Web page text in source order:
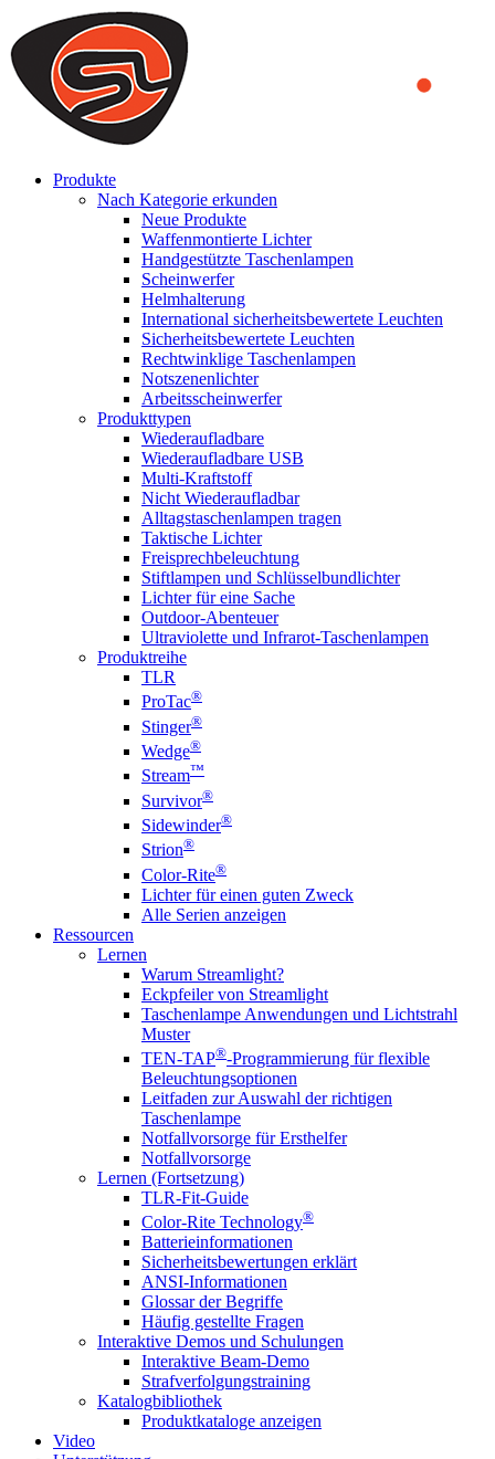
We use cookies to ensure that we provide you the best experience
on our website. By continuing to browse this website, you accept
that cookies are used to help us analyze how the website is used and
to offer you a better experience. To learn more or to find out how
you can disable cookies, you can access our
Produkte
Nach Kategorie erkunden
Neue Produkte
Waffenmontierte Lichter
Handgestützte Taschenlampen
Scheinwerfer
Helmhalterung
International sicherheitsbewertete Leuchten
Sicherheitsbewertete Leuchten
Rechtwinklige Taschenlampen
Notszenenlichter
Arbeitsscheinwerfer
Produkttypen
Wiederaufladbare
Wiederaufladbare USB
Multi-Kraftstoff
Nicht Wiederaufladbar
Alltagstaschenlampen tragen
Taktische Lichter
Freisprechbeleuchtung
Stiftlampen und Schlüsselbundlichter
Lichter für eine Sache
Outdoor-Abenteuer
Ultraviolette und Infrarot-Taschenlampen
Produktreihe
TLR
ProTac®
Stinger®
Wedge®
Stream™
Survivor®
Sidewinder®
Strion®
Color-Rite®
Lichter für einen guten Zweck
Alle Serien anzeigen
Ressourcen
Lernen
Warum Streamlight?
Eckpfeiler von Streamlight
Taschenlampe Anwendungen und Lichtstrahl
Muster
TEN-TAP®-Programmierung für flexible
Beleuchtungsoptionen
Leitfaden zur Auswahl der richtigen
Taschenlampe
Notfallvorsorge für Ersthelfer
Notfallvorsorge
Lernen (Fortsetzung)
TLR-Fit-Guide
Color-Rite Technology®
Batterieinformationen
Sicherheitsbewertungen erklärt
ANSI-Informationen
Glossar der Begriffe
Häufig gestellte Fragen
Interaktive Demos und Schulungen
Interaktive Beam-Demo
Strafverfolgungstraining
Katalogbibliothek
Produktkataloge anzeigen
Video